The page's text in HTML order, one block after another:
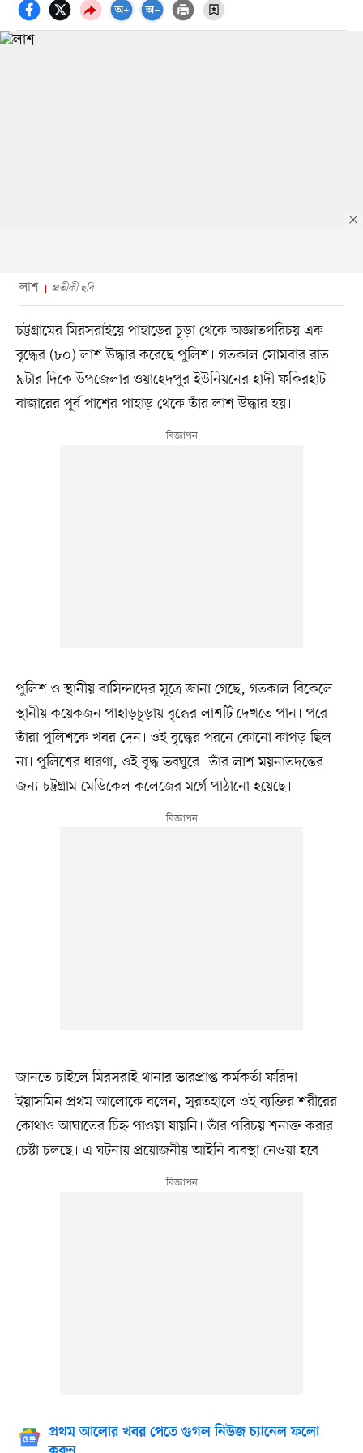
লাশ প্রতীকী ছবি
চট্টগ্রামের মিরসরাইয়ে পাহাড়ের চূড়া থেকে অজ্ঞাতপরিচয় এক
বৃদ্ধের (৮০) লাশ উদ্ধার করেছে পুলিশ। গতকাল সোমবার রাত
৯টার দিকে উপজেলার ওয়াহেদপুর ইউনিয়নের হাদী ফকিরহাট
বাজারের পূর্ব পাশের পাহাড় থেকে তাঁর লাশ উদ্ধার হয়।
পুলিশ ও স্থানীয় বাসিন্দাদের সূত্রে জানা গেছে, গতকাল বিকেলে
স্থানীয় কয়েকজন পাহাড়চূড়ায় বৃদ্ধের লাশটি দেখতে পান। পরে
তাঁরা পুলিশকে খবর দেন। ওই বৃদ্ধের পরনে কোনো কাপড় ছিল
না। পুলিশের ধারণা, ওই বৃদ্ধ ভবঘুরে। তাঁর লাশ ময়নাতদন্তের
জন্য চট্টগ্রাম মেডিকেল কলেজের মর্গে পাঠানো হয়েছে।
জানতে চাইলে মিরসরাই থানার ভারপ্রাপ্ত কর্মকর্তা ফরিদা
ইয়াসমিন প্রথম আলোকে বলেন, সুরতহালে ওই ব্যক্তির শরীরের
কোথাও আঘাতের চিহ্ন পাওয়া যায়নি। তাঁর পরিচয় শনাক্ত করার
চেষ্টা চলছে। এ ঘটনায় প্রয়োজনীয় আইনি ব্যবস্থা নেওয়া হবে।
প্রথম আলোর খবর পেতে গুগল নিউজ চ্যানেল ফলো